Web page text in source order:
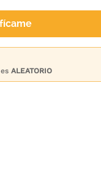
ALEATORIO